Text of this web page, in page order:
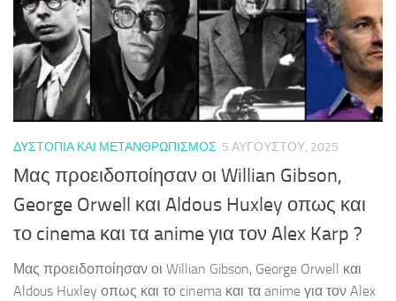
ΔΥΣΤΟΠΊΑ ΚΑΙ ΜΕΤΑΝΘΡΩΠΙΣΜΌΣ 5 ΑΥΓΟΎΣΤΟΥ, 2025
Μας προειδοποίησαν οι Willian Gibson,
George Orwell και Aldous Huxley οπως και
το cinema και τα anime για τον Alex Karp ?
Μας προειδοποίησαν οι Willian Gibson, George Orwell και
Aldous Huxley οπως και το cinema και τα anime για τον Alex